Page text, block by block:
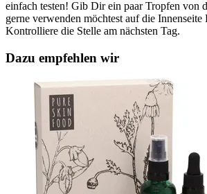
einfach testen! Gib Dir ein paar Tropfen von
gerne verwenden möchtest auf die
Kontrolliere die Stelle am nächsten Tag.
Dazu empfehlen wir